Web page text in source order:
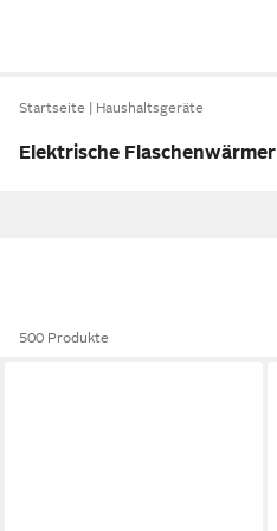
Startseite Haushaltsgeräte
Elektrische Flaschenwärmer
500 Produkte